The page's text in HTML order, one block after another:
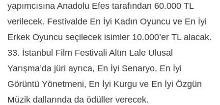
yapımcısına Anadolu Efes tarafından 60.000 TL
verilecek. Festivalde En İyi Kadın Oyuncu ve En İyi
Erkek Oyuncu seçilecek isimler 10.000’er TL alacak.
33. İstanbul Film Festivali Altın Lale Ulusal
Yarışma’da jüri ayrıca, En İyi Senaryo, En İyi
Görüntü Yönetmeni, En İyi Kurgu ve En İyi Özgün
Müzik dallarında da ödüller verecek.